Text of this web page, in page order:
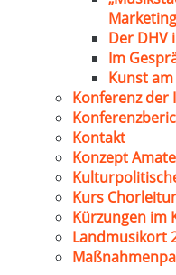
Der DHV
Im
Kunst
Konferenz der
Kontakt
Konzept
Kurs
Kürzungen im
Landmusikort